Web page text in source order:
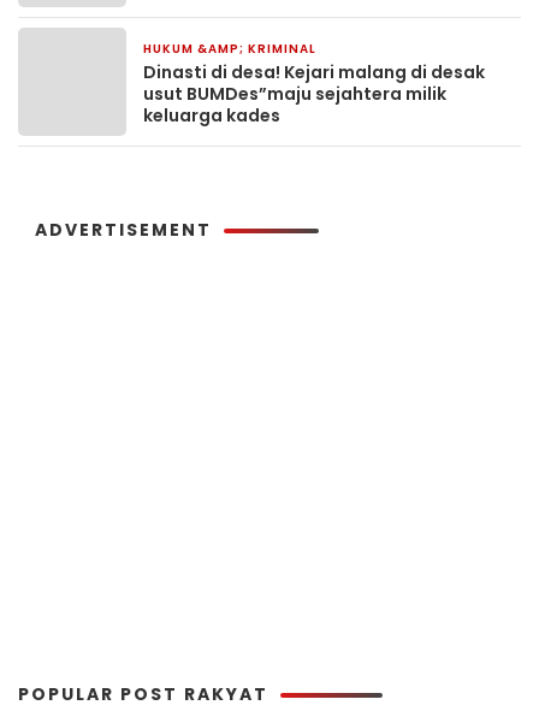
HUKUM &AMP; KRIMINAL
Dinasti di desa! Kejari malang di desak
usut BUMDes”maju sejahtera milik
keluarga kades
ADVERTISEMENT
POPULAR POST RAKYAT